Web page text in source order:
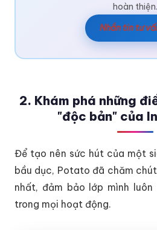
hoàn thiện.
Nhắn tin tư
2. Khám phá những
"độc bản" của
Để tạo nên sức hút của một
bầu dục, Potato đã chăm
nhất, đảm bảo lớp mình
trong mọi hoạt động.